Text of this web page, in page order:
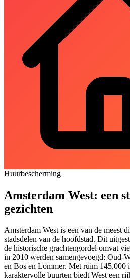
Huurbescherming
Amsterdam West: een
gezichten
Amsterdam West is een van de meest
stadsdelen van de hoofdstad. Dit
de historische grachtengordel omvat
in 2010 werden samengevoegd: Oud-
en Bos en Lommer. Met ruim 145.000
karaktervolle buurten biedt West een